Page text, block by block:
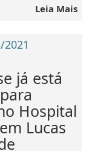
Leia Mais
já está
Hospital
Lucas